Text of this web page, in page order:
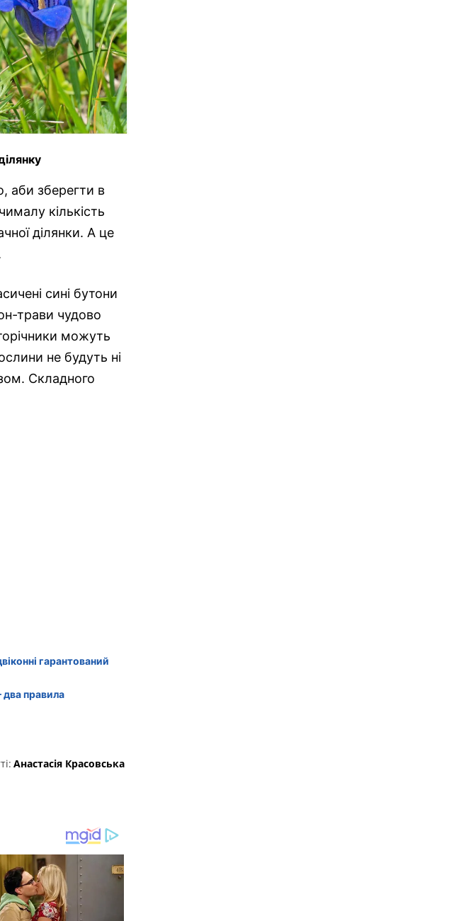
аби зберегти в
кількість
ділянки. А це
сині бутони
трави чудово
можуть
не будуть ні
Складного
гарантований
два правила
Анастасія Красовська